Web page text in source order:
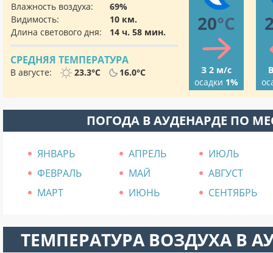
Влажность воздуха:
69%
Видимость:
10 км.
Длина светового дня:
14 ч. 58 мин.
СРЕДНЯЯ ТЕМПЕРАТУРА
В августе: 23.3°C 16.0°C
20°C
З 2 м/с
осадки 1%
ПОГОДА В АУДЕНАРДЕ ПО
ЯНВАРЬ АПРЕЛЬ
ИЮЛЬ
ФЕВРАЛЬ
МАЙ
АВГУСТ
МАРТ
ИЮНЬ СЕНТЯБРЬ
ТЕМПЕРАТУРА ВОЗДУХА В